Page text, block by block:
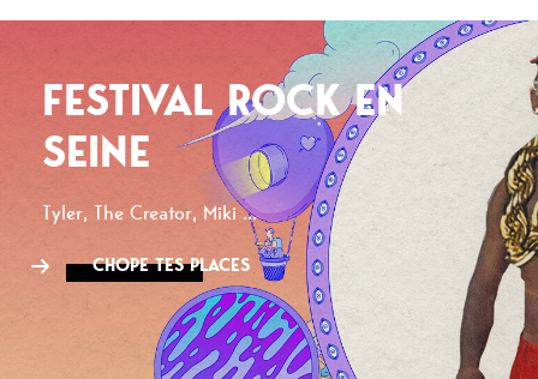
FESTIVAL ROCK EN
SEINE
Tyler, The Creator, Miki ...
CHOPE TES PLACES